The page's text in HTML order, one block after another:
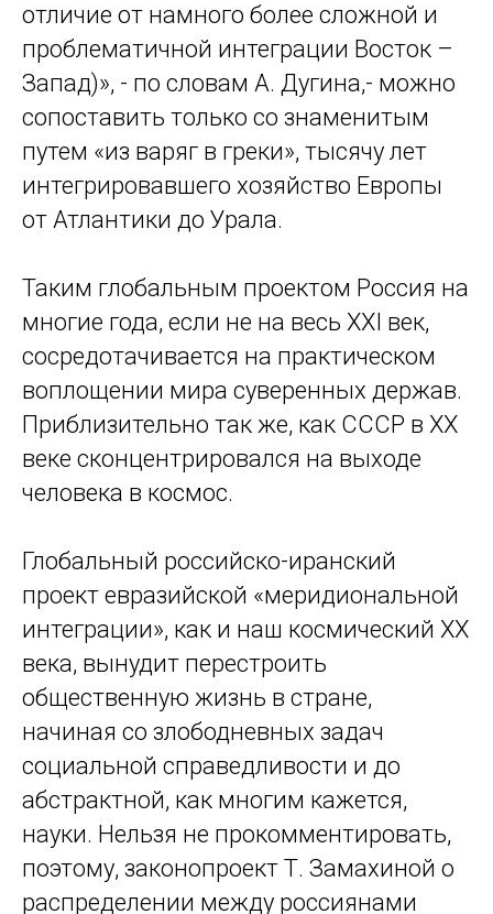
отличие от намного более сложной и
проблематичной интеграции Восток –
Запад)», - по словам А. Дугина,- можно
сопоставить только со знаменитым
путем «из варяг в греки», тысячу лет
интегрировавшего хозяйство Европы
от Атлантики до Урала.
Таким глобальным проектом Россия на
многие года, если не на весь XXI век,
сосредотачивается на практическом
воплощении мира суверенных держав.
Приблизительно так же, как СССР в XX
веке сконцентрировался на выходе
человека в космос.
Глобальный российско-иранский
проект евразийской «меридиональной
интеграции», как и наш космический XX
века, вынудит перестроить
общественную жизнь в стране,
начиная со злободневных задач
социальной справедливости и до
абстрактной, как многим кажется,
науки. Нельзя не прокомментировать,
поэтому, законопроект Т. Замахиной о
распределении между россиянами